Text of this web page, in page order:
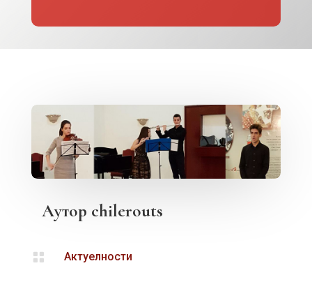
Аутор chilerouts
 Актуелности